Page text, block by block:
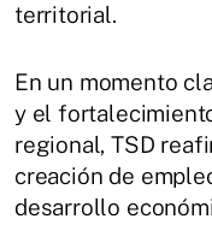
territorial.
En un momento
y el
regional, TSD
creación de
desarrollo